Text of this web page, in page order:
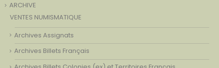
ARCHIVE
VENTES NUMISMATIQUE
Archives Assignats
Archives Billets Français